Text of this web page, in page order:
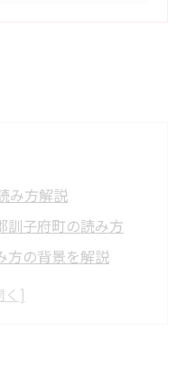
み方解説
訓子府町の読み方
方の背景を解説
町はどう読む？